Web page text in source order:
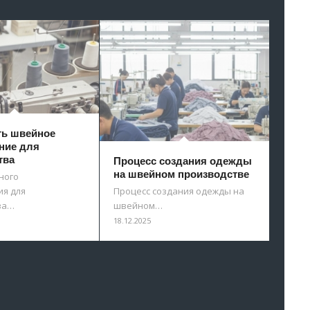
швейное
для
для
Процесс создания одежды
на швейном производстве
Процесс создания одежды на
швейном…
18.12.2025